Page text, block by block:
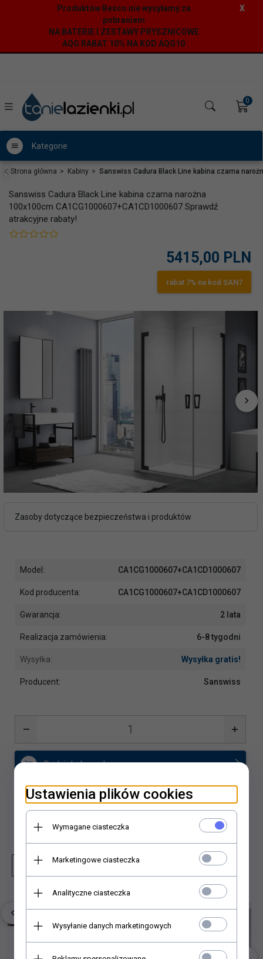
Produktów Besco nie wysyłamy za
pobraniem
NA BATERIE I ZESTAWY PRYSZNICOWE
AQG RABAT 10% NA KOD AQG10
X
0
Kategorie
Strona główna Kabiny Sanswiss Cadura Black Line kabina czarna
Sanswiss Cadura Black Line kabina czarna narożna
100x100cm CA1CG1000607+CA1CD1000607 Sprawdź
atrakcyjne rabaty!
5415,00 PLN
rabat 7% na kod SAN7
Zasoby dotyczące bezpieczeństwa i produktów
Model: CA1CG1000607+CA1CD1000607
Kod producenta: CA1CG1000607+CA1CD1000607
Gwarancja: 2 lata
Realizacja zamówienia: 6-8 tygodni
Wysyłka: Wysyłka gratis!
Producent: Sanswiss
Dodaj do koszyka
Dodaj do porównania
Dodaj do schowka
Zapytaj o produkt
Ustawienia plików cookies
Wymagane ciasteczka
Marketingowe ciasteczka
Analityczne ciasteczka
Wysyłanie danych marketingowych